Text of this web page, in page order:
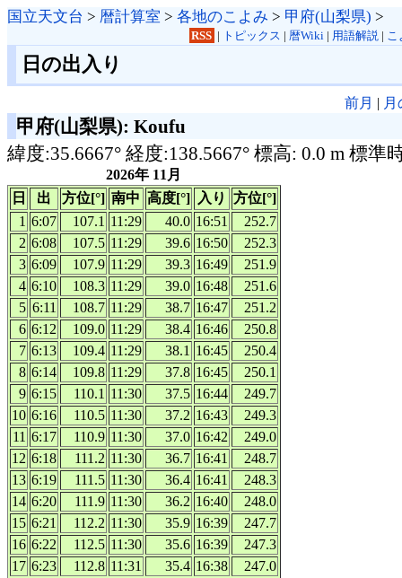
国立天文台 > 暦計算室 > 各地のこよみ > 甲府(山梨県) >
RSS | トピックス | 暦Wiki| 用語解説| こ
日の出入り
前月 |
甲府(山梨県): Koufu
緯度:35.6667° 経度:138.5667° 標高: 0.0 m 標準
2026年 11月
日
出 方位[°] 南中 高度[°] 入り
方位[°]
1 6:07 107.1 11:29 40.0 16:51
252.7
2 6:08 107.5 11:29 39.6 16:50
252.3
3 6:09 107.9 11:29 39.3 16:49
251.9
4 6:10 108.3 11:29 39.0 16:48
251.6
5 6:11 108.7 11:29 38.7 16:47
251.2
6 6:12 109.0 11:29 38.4 16:46
250.8
7 6:13 109.4 11:29 38.1 16:45
250.4
8 6:14 109.8 11:29 37.8 16:45
250.1
9 6:15 110.1 11:30 37.5 16:44
249.7
10 6:16 110.5 11:30 37.2 16:43
249.3
11 6:17 110.9 11:30 37.0 16:42
249.0
12 6:18 111.2 11:30 36.7 16:41
248.7
13 6:19 111.5 11:30 36.4 16:41
248.3
14 6:20 111.9 11:30 36.2 16:40
248.0
15 6:21 112.2 11:30 35.9 16:39
247.7
16 6:22 112.5 11:30 35.6 16:39
247.3
17 6:23 112.8 11:31 35.4 16:38
247.0